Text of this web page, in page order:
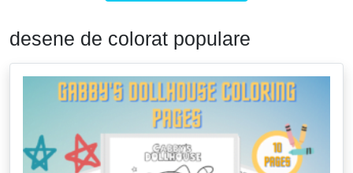
desene de colorat populare